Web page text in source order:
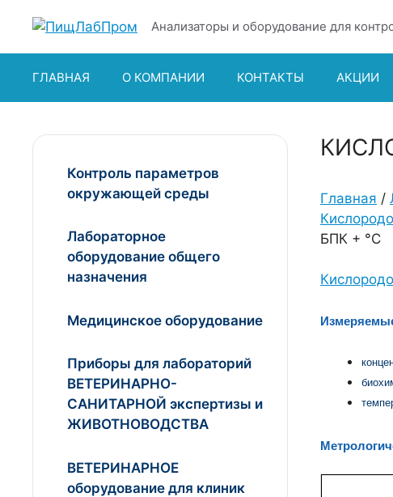
содержимому
Анализаторы и оборудование для
ГЛАВНАЯ О КОМПАНИИ КОНТАКТЫ АКЦИИ
Главная /
БПК + °С
Контроль параметров
окружающей среды
Лабораторное
оборудование общего
назначения
Медицинское оборудование
Приборы для лабораторий
ВЕТЕРИНАРНО-
САНИТАРНОЙ экспертизы и
ЖИВОТНОВОДСТВА
ВЕТЕРИНАРНОЕ
оборудование для клиник